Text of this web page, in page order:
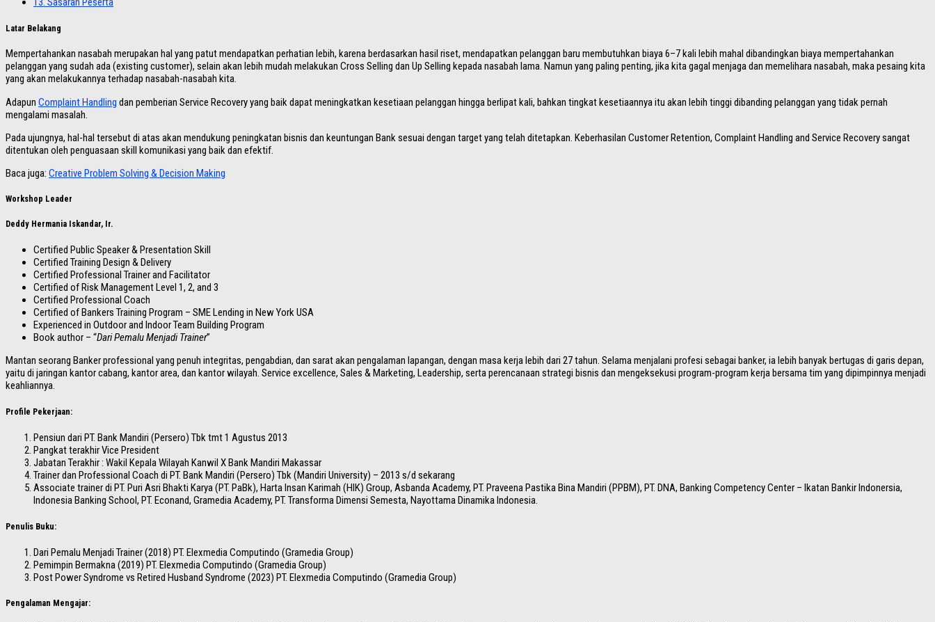
Latar Belakang
Mempertahankan nasabah merupakan hal yang patut mendapatkan perhatian lebih, karena berdasarkan hasil riset, mendapatkan pelanggan baru membutuhkan biaya 6–7 kali lebih mahal dibandingkan biaya mempertahankan
pelanggan yang sudah ada (existing customer), selain akan lebih mudah melakukan Cross Selling dan Up Selling kepada nasabah lama. Namun yang paling penting, jika kita gagal menjaga dan memelihara nasabah, maka pesaing kita
yang akan melakukannya terhadap nasabah-nasabah kita.
Adapun Complaint Handling dan pemberian Service Recovery yang baik dapat meningkatkan kesetiaan pelanggan hingga berlipat kali, bahkan tingkat kesetiaannya itu akan lebih tinggi dibanding pelanggan yang tidak pernah
mengalami masalah.
Pada ujungnya, hal-hal tersebut di atas akan mendukung peningkatan bisnis dan keuntungan Bank sesuai dengan target yang telah ditetapkan. Keberhasilan Customer Retention, Complaint Handling and Service Recovery sangat
ditentukan oleh penguasaan skill komunikasi yang baik dan efektif.
Baca juga: Creative Problem Solving & Decision Making
Workshop Leader
Deddy Hermania Iskandar, Ir.
Certified Public Speaker & Presentation Skill
Certified Training Design & Delivery
Certified Professional Trainer and Facilitator
Certified of Risk Management Level 1, 2, and 3
Certified Professional Coach
Certified of Bankers Training Program – SME Lending in New York USA
Experienced in Outdoor and Indoor Team Building Program
Book author – “Dari Pemalu Menjadi Trainer”
Mantan seorang Banker professional yang penuh integritas, pengabdian, dan sarat akan pengalaman lapangan, dengan masa kerja lebih dari 27 tahun. Selama menjalani profesi sebagai banker, ia lebih banyak bertugas di garis depan,
yaitu di jaringan kantor cabang, kantor area, dan kantor wilayah. Service excellence, Sales & Marketing, Leadership, serta perencanaan strategi bisnis dan mengeksekusi program-program kerja bersama tim yang dipimpinnya menjadi
keahliannya.
Profile Pekerjaan:
Pensiun dari PT. Bank Mandiri (Persero) Tbk tmt 1 Agustus 2013
Pangkat terakhir Vice President
Jabatan Terakhir : Wakil Kepala Wilayah Kanwil X Bank Mandiri Makassar
Trainer dan Professional Coach di PT. Bank Mandiri (Persero) Tbk (Mandiri University) – 2013 s/d sekarang
Associate trainer di PT. Puri Asri Bhakti Karya (PT. PaBk), Harta Insan Karimah (HIK) Group, Asbanda Academy, PT. Praveena Pastika Bina Mandiri (PPBM), PT. DNA, Banking Competency Center – Ikatan Bankir Indonersia,
Indonesia Banking School, PT. Econand, Gramedia Academy, PT. Transforma Dimensi Semesta, Nayottama Dinamika Indonesia.
Penulis Buku:
Dari Pemalu Menjadi Trainer (2018) PT. Elexmedia Computindo (Gramedia Group)
Pemimpin Bermakna (2019) PT. Elexmedia Computindo (Gramedia Group)
Post Power Syndrome vs Retired Husband Syndrome (2023) PT. Elexmedia Computindo (Gramedia Group)
Pengalaman Mengajar: